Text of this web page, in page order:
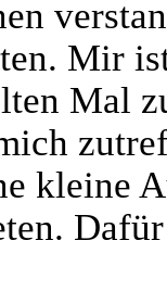
Mir
Mal
kleine